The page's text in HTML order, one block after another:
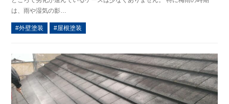
は、雨や湿気の影…
外壁塗装 屋根塗装